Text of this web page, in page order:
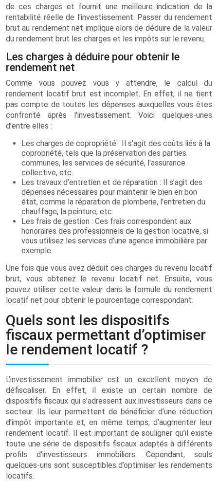
de ces charges et fournit une meilleure indication de la
rentabilité réelle de l'investissement. Passer du rendement
brut au rendement net implique alors de déduire de la valeur
du rendement brut les charges et les impôts sur le revenu.
Les charges à déduire pour obtenir le
rendement net
Comme vous pouvez vous y attendre, le calcul du
rendement locatif brut est incomplet. En effet, il ne tient
pas compte de toutes les dépenses auxquelles vous êtes
confronté après l'investissement. Voici quelques-unes
d’entre elles :
Les charges de copropriété : Il s'agit des coûts liés à la
copropriété, tels que la préservation des parties
communes, les services de sécurité, l'assurance
collective, etc.
Les travaux d’entretien et de réparation : Il s’agit des
dépenses nécessaires pour maintenir le bien en bon
état, comme la réparation de plomberie, l’entretien du
chauffage, la peinture, etc.
Les frais de gestion : Ces frais correspondent aux
honoraires des professionnels de la gestion locative, si
vous utilisez les services d’une agence immobilière par
exemple.
Une fois que vous avez déduit ces charges du revenu locatif
brut, vous obtenez le revenu locatif net. Ensuite, vous
pouvez utiliser cette valeur dans la formule du rendement
locatif net pour obtenir le pourcentage correspondant.
Quels sont les dispositifs
fiscaux permettant d’optimiser
le rendement locatif ?
L’investissement immobilier est un excellent moyen de
défiscaliser. En effet, il existe un certain nombre de
dispositifs fiscaux qui s’adressent aux investisseurs dans ce
secteur. Ils leur permettent de bénéficier d’une réduction
d’impôt importante et, en même temps, d’augmenter leur
rendement locatif. Il est important de souligner qu’il existe
toute une série de dispositifs fiscaux adaptés à différents
profils d’investisseurs immobiliers. Cependant, seuls
quelques-uns sont susceptibles d’optimiser les rendements
locatifs.